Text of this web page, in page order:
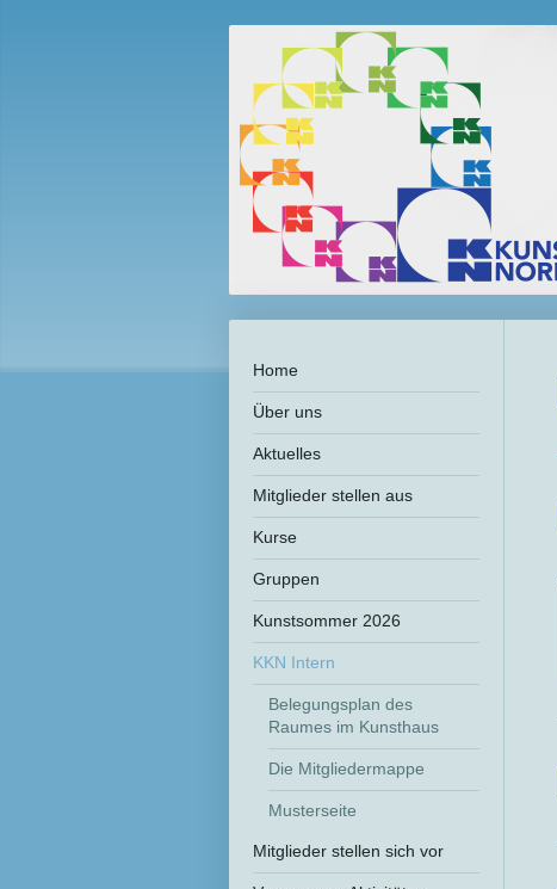
Home
Über uns
Aktuelles
Mitglieder stellen aus
Kurse
Gruppen
Kunstsommer 2026
KKN Intern
Belegungsplan des
Raumes im Kunsthaus
Die Mitgliedermappe
Musterseite
Mitglieder stellen sich vor